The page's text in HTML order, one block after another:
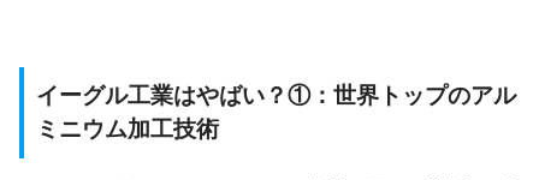
イーグル工業はやばい？①：世界トップのアル
ミニウム加工技術